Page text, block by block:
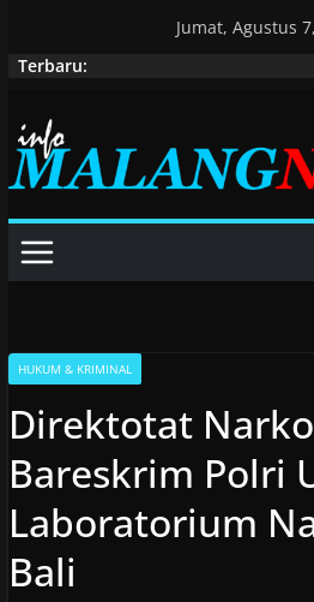
Jumat, Agustus
Terbaru:
HUKUM & KRIMINAL
Direktotat
Bareskrim Polri
Laboratorium
Bali